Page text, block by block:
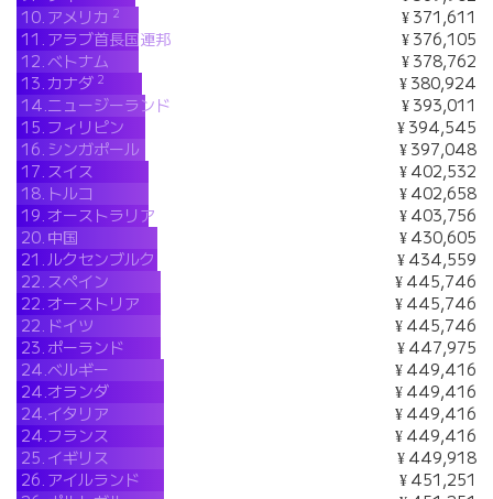
10. アメリカ 2
¥ 371,611
11. アラブ首長国連邦
¥ 376,105
12.ベトナム
¥ 378,762
13.カナダ 2
¥ 380,924
14.ニュージーランド
¥ 393,011
15. フィリピン
¥ 394,545
16. シンガポール
¥ 397,048
17. スイス
¥ 402,532
18. トルコ
¥ 402,658
19.オーストラリア
¥ 403,756
20. 中国
¥ 430,605
21.ルクセンブルク
¥ 434,559
22. スペイン
¥ 445,746
22.オーストリア
¥ 445,746
22. ドイツ
¥ 445,746
23. ポーランド
¥ 447,975
24.ベルギー
¥ 449,416
24.オランダ
¥ 449,416
24.イタリア
¥ 449,416
24.フランス
¥ 449,416
25. イギリス
¥ 449,918
26. アイルランド
¥ 451,251